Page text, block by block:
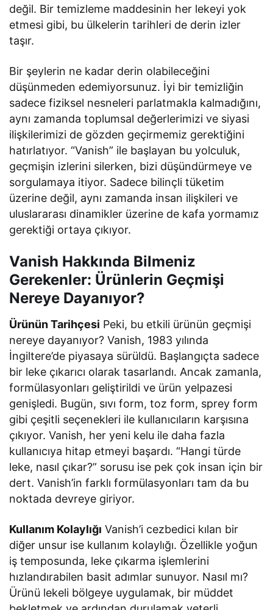
değil. Bir temizleme maddesinin her lekeyi yok
etmesi gibi, bu ülkelerin tarihleri de derin izler
taşır.
Bir şeylerin ne kadar derin olabileceğini
düşünmeden edemiyorsunuz. İyi bir temizliğin
sadece fiziksel nesneleri parlatmakla kalmadığını,
aynı zamanda toplumsal değerlerimizi ve siyasi
ilişkilerimizi de gözden geçirmemiz gerektiğini
hatırlatıyor. “Vanish” ile başlayan bu yolculuk,
geçmişin izlerini silerken, bizi düşündürmeye ve
sorgulamaya itiyor. Sadece bilinçli tüketim
üzerine değil, aynı zamanda insan ilişkileri ve
uluslararası dinamikler üzerine de kafa yormamız
gerektiği ortaya çıkıyor.
Vanish Hakkında Bilmeniz
Gerekenler: Ürünlerin Geçmişi
Nereye Dayanıyor?
Ürünün Tarihçesi Peki, bu etkili ürünün geçmişi
nereye dayanıyor? Vanish, 1983 yılında
İngiltere’de piyasaya sürüldü. Başlangıçta sadece
bir leke çıkarıcı olarak tasarlandı. Ancak zamanla,
formülasyonları geliştirildi ve ürün yelpazesi
genişledi. Bugün, sıvı form, toz form, sprey form
gibi çeşitli seçenekleri ile kullanıcıların karşısına
çıkıyor. Vanish, her yeni kelu ile daha fazla
kullanıcıya hitap etmeyi başardı. “Hangi türde
leke, nasıl çıkar?” sorusu ise pek çok insan için bir
dert. Vanish’in farklı formülasyonları tam da bu
noktada devreye giriyor.
Kullanım Kolaylığı Vanish’i cezbedici kılan bir
diğer unsur ise kullanım kolaylığı. Özellikle yoğun
iş temposunda, leke çıkarma işlemlerini
hızlandırabilen basit adımlar sunuyor. Nasıl mı?
Ürünü lekeli bölgeye uygulamak, bir müddet